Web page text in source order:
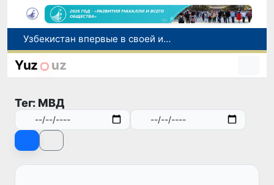
Узбекистан впервые в своей истории примет престижную Международную олимпиаду по информатике IOI 2026
Число пользователей мобильного интернета в Узбекистане за 10 лет выросло в 4,3 раза
В Ташкенте состоялось заседание Исполнительного комитета Федерации тяжелой атлетики Азии
Yuz uz
Тег: МВД